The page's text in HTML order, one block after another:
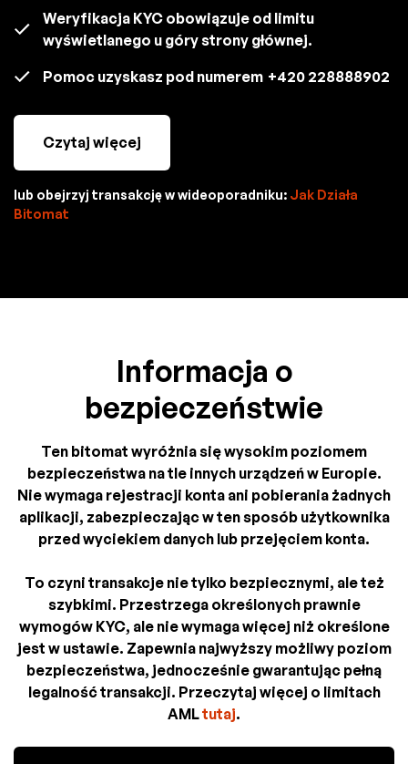
Weryfikacja KYC obowiązuje od limitu
wyświetlanego u góry strony głównej.
Pomoc uzyskasz pod numerem +420 228888902
Czytaj więcej
lub obejrzyj transakcję w wideoporadniku: Jak Działa
Bitomat
Informacja o
bezpieczeństwie
Ten bitomat wyróżnia się wysokim poziomem
bezpieczeństwa na tle innych urządzeń w Europie.
Nie wymaga rejestracji konta ani pobierania żadnych
aplikacji, zabezpieczając w ten sposób użytkownika
przed wyciekiem danych lub przejęciem konta.
To czyni transakcje nie tylko bezpiecznymi, ale też
szybkimi. Przestrzega określonych prawnie
wymogów KYC, ale nie wymaga więcej niż określone
jest w ustawie. Zapewnia najwyższy możliwy poziom
bezpieczeństwa, jednocześnie gwarantując pełną
legalność transakcji. Przeczytaj więcej o limitach
AMLtutaj.